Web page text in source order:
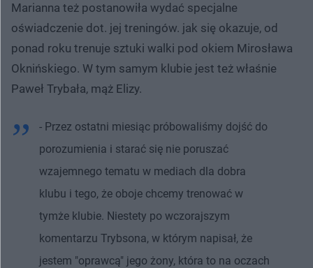
Marianna też postanowiła wydać specjalne
oświadczenie dot. jej treningów. jak się okazuje, od
ponad roku trenuje sztuki walki pod okiem Mirosława
Oknińskiego. W tym samym klubie jest też właśnie
Paweł Trybała, mąż Elizy.
- Przez ostatni miesiąc próbowaliśmy dojść do
porozumienia i starać się nie poruszać
wzajemnego tematu w mediach dla dobra
klubu i tego, że oboje chcemy trenować w
tymże klubie. Niestety po wczorajszym
komentarzu Trybsona, w którym napisał, że
jestem "oprawcą" jego żony, która to na oczach